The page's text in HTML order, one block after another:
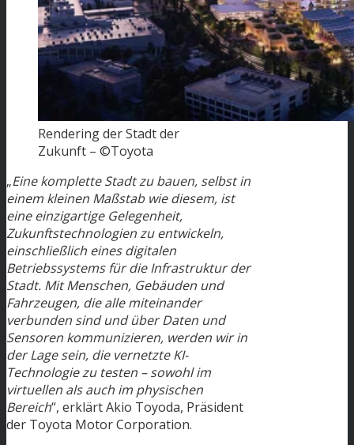
Rendering der Stadt der
Zukunft – ©Toyota
„Eine komplette Stadt zu bauen, selbst in
einem kleinen Maßstab wie diesem, ist
eine einzigartige Gelegenheit,
Zukunftstechnologien zu entwickeln,
einschließlich eines digitalen
Betriebssystems für die Infrastruktur der
Stadt. Mit Menschen, Gebäuden und
Fahrzeugen, die alle miteinander
verbunden sind und über Daten und
Sensoren kommunizieren, werden wir in
der Lage sein, die vernetzte KI-
Technologie zu testen – sowohl im
virtuellen als auch im physischen
Bereich“, erklärt Akio Toyoda, Präsident
der Toyota Motor Corporation.